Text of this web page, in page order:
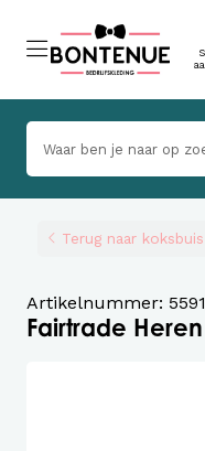
Terug naar
Artikelnummer: 5591
Fairtrade